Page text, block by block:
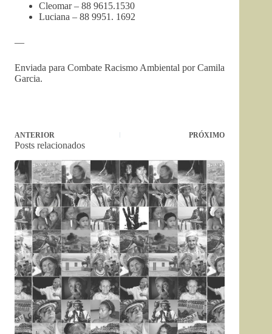
Cleomar – 88 9615.1530
Luciana – 88 9951. 1692
—
Enviada para Combate Racismo Ambiental por Camila
Garcia.
ANTERIOR PRÓXIMO
Posts relacionados